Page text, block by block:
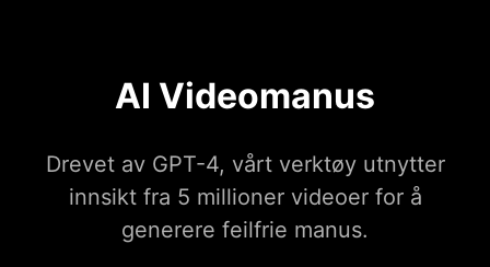
AI Videomanus
Drevet av GPT-4, vårt verktøy utnytter
innsikt fra 5 millioner videoer for å
generere feilfrie manus.